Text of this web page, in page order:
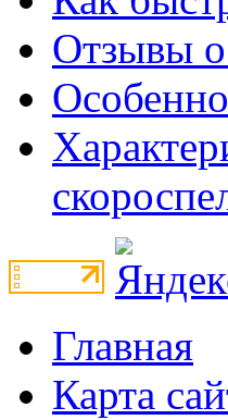
Отзывы о
Главная
Карта